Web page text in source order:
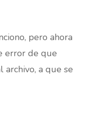
pero ahora
error de que
a que se